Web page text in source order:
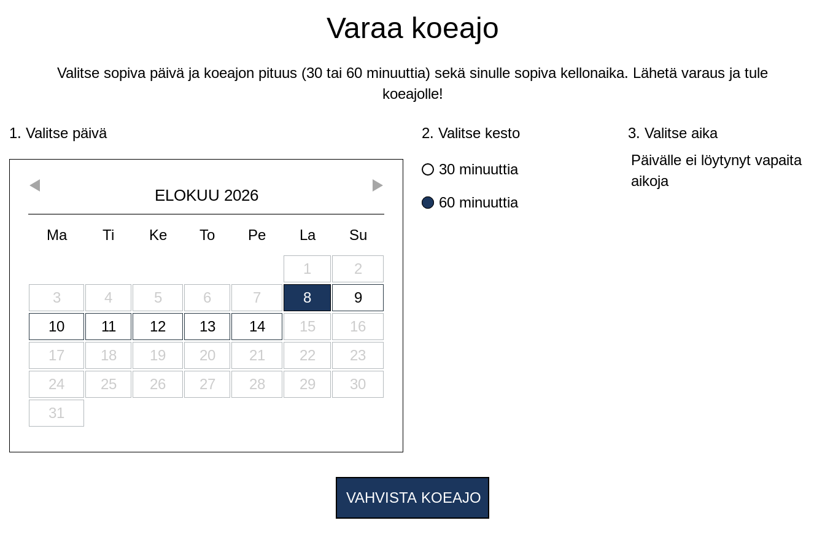
Varaa koeajo
Valitse sopiva päivä ja koeajon pituus (30 tai 60 minuuttia) sekä sinulle sopiva kellonaika. Lähetä varaus ja tule
koeajolle!
1. Valitse päivä
ELOKUU 2026
Ma Ti Ke To Pe La Su
1
2
3
4 5 6 7 8
9
10
11 12 13 14 15
16
17
18 19 20 21 22
23
24
25 26 27 28 29
30
31
2. Valitse kesto
30 minuuttia
60 minuuttia
3. Valitse aika
Päivälle ei löytynyt vapaita
aikoja